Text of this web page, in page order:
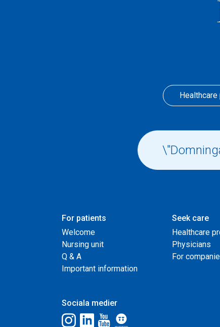
For patients
Welcome
Nursing unit
Q & A
Important information
Seek care
Healthcare
Physicians
For
Sociala medier